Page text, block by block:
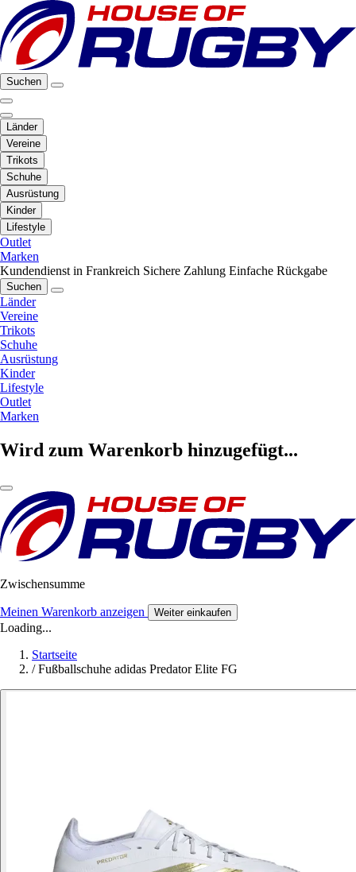
Suchen
Länder
Vereine
Trikots
Schuhe
Ausrüstung
Kinder
Lifestyle
Outlet
Marken
Kundendienst in Frankreich Sichere Zahlung Einfache Rückgabe
Suchen
Länder
Vereine
Trikots
Schuhe
Ausrüstung
Kinder
Lifestyle
Outlet
Marken
Wird zum Warenkorb hinzugefügt...
Zwischensumme
Meinen Warenkorb anzeigen Weiter einkaufen
Loading...
Startseite
/ Fußballschuhe adidas Predator Elite FG